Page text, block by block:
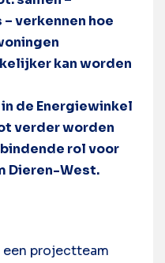
verkennen hoe
kan worden
de Energiewinkel
verder worden
rol voor
Dieren-West.
projectteam